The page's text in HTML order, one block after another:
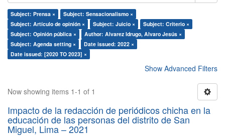
Subject: Prensa ×
Subject: Sensacionalismo ×
Subject: Artículo de opinión ×
Subject: Juicio ×
Subject: Criterio ×
Subject: Opinión pública ×
Author: Alvarez Idrugo, Alvaro Jesús ×
Subject: Agenda setting ×
Date issued: 2022 ×
Date issued: [2020 TO 2023] ×
Show Advanced Filters
Now showing items 1-1 of 1
Impacto de la redacción de periódicos chicha en la
educación de las personas del distrito de San
Miguel, Lima – 2021